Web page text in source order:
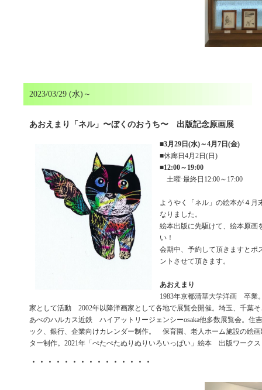
2023/03/29 (水)～
あおえまり「ネル」〜ぼくのおうち〜 出版記念原画展
■3月29日(水)～4月7日(金)
■休廊日4月2日(日)
■12:00～19:00
土曜·最終日12:00～17:00
ようやく「ネル」の絵本が４月
なりました。
絵本出版に先駆けて、絵本原画
い！
会期中、予約して頂きますとポ
ントさせて頂きます。
あおえまり
1983年京都清華大学洋画 卒業
家として活動 2002年以降洋画家として各地で展覧会開催。埼玉、千
あべのハルカス近鉄 ハイアットリージェンシーosaka他多数展覧会。住
ック、銀行、企業向けカレンダー制作。 保育園、老人ホーム施設の絵
ター制作。2021年「ぺたぺたぬりぬりいろいっぱい」絵本 出版ワークス
・・・・・・・・・・・・・・・